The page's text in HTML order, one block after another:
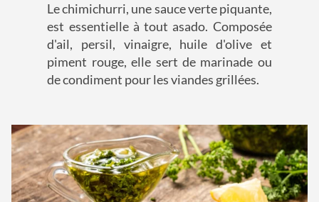
Le chimichurri, une sauce verte piquante,
est essentielle à tout asado. Composée
d'ail, persil, vinaigre, huile d'olive et
piment rouge, elle sert de marinade ou
de condiment pour les viandes grillées.